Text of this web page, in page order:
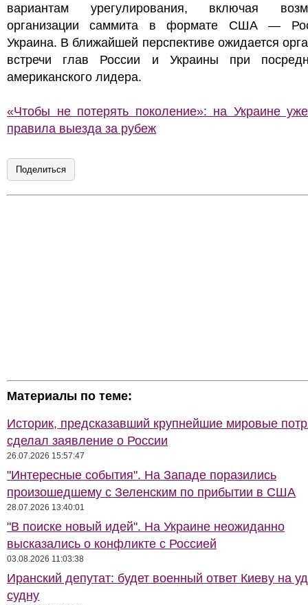
вариантам урегулирования, включая
организации саммита в формате США —
Украина. В ближайшей перспективе ожидается
встречи глав России и Украины при
американского лидера.
«Чтобы не потерять поколение»: на Украине
правила выезда за рубеж
Поделиться
Материалы по теме:
Историк, предсказавший крупнейшие мировые
сделал заявление о России
26.07.2026 15:57:47
"Интересные события". На Западе поразились
произошедшему с Зеленским по прибытии в США
28.07.2026 13:40:01
"В поиске новый идей". На Украине неожиданно
высказались о конфликте с Россией
03.08.2026 11:03:38
Иранский депутат: будет военный ответ Киеву на
судну